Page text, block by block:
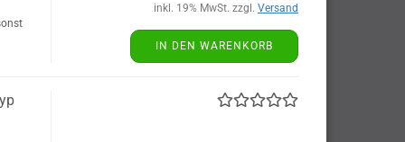
inkl. 19% MwSt. zzgl. Versand
IN DEN WARENKORB